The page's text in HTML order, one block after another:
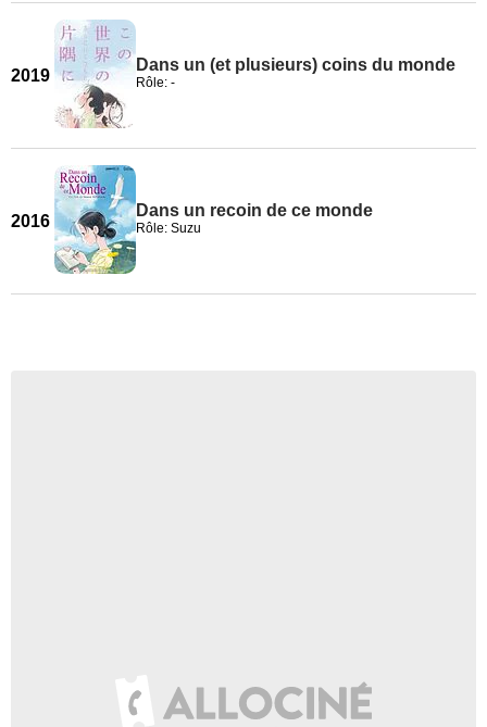
2019
Dans un (et plusieurs) coins du monde
Rôle: -
2016
Dans un recoin de ce monde
Rôle: Suzu